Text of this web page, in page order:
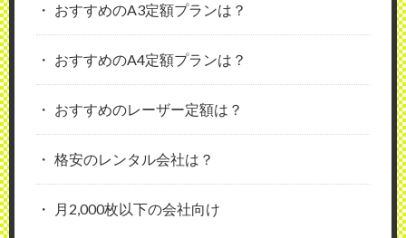
おすすめのA3定額プランは？
おすすめのA4定額プランは？
おすすめのレーザー定額は？
格安のレンタル会社は？
月2,000枚以下の会社向け